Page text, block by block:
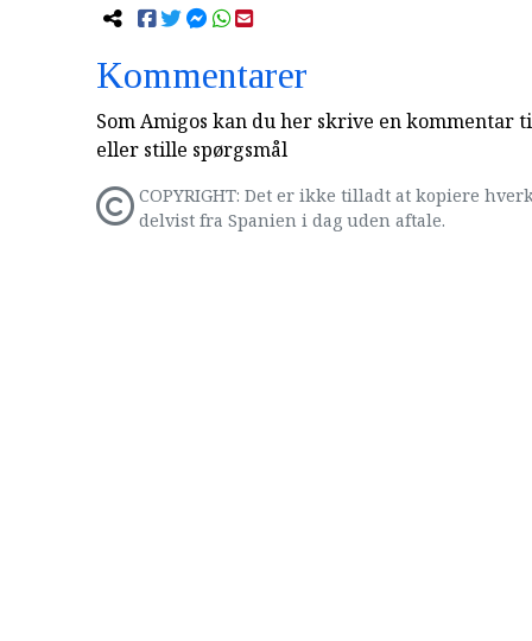
Kommentarer
Som Amigos kan du her skrive en kommentar
eller stille spørgsmål
COPYRIGHT: Det er ikke tilladt at kopiere
delvist fra Spanien i dag uden aftale.